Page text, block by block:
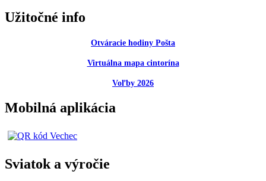
Užitočné info
Otváracie hodiny Pošta
Virtuálna mapa cintorína
Voľby 2026
Mobilná aplikácia
Sviatok a výročie